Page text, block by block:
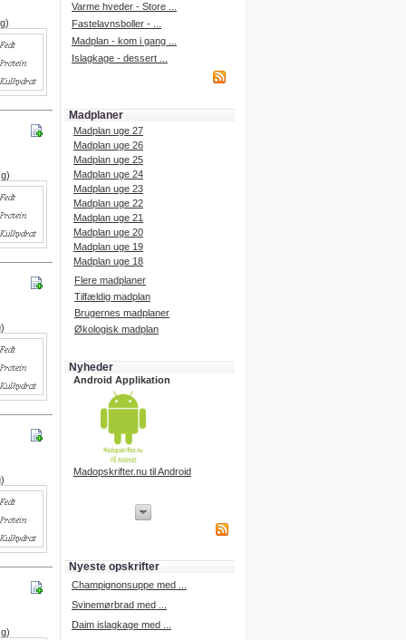
Varme hveder - Store ...
Fastelavnsboller - ...
Madplan - kom i gang ...
Islagkage - dessert ...
Madplaner
Madplan uge 27
Madplan uge 26
Madplan uge 25
Madplan uge 24
Madplan uge 23
Madplan uge 22
Madplan uge 21
Madplan uge 20
Madplan uge 19
Madplan uge 18
Flere madplaner
Tilfældig madplan
Brugernes madplaner
Økologisk madplan
Nyheder
Android Applikation
Madopskrifter.nu til Android
iPhone udvikling
Nyeste opskrifter
Champignonsuppe med ...
Svinemørbrad med ...
Daim islagkage med ...